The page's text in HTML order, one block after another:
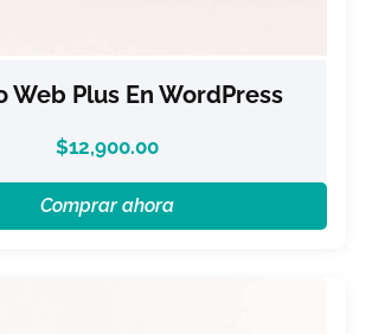
Web Plus En WordPress
$12,900.00
Comprar ahora